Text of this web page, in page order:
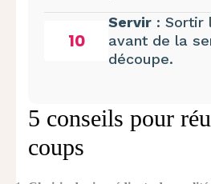
10
Servir : Sortir
avant de la
découpe.
5 conseils pour
coups